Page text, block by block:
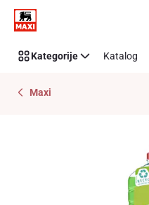
Preskoči link
Kategorije Katalog
Maxi